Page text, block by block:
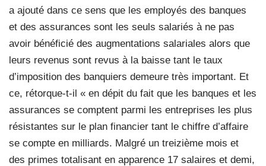
a ajouté dans ce sens que les employés des banques
et des assurances sont les seuls salariés à ne pas
avoir bénéficié des augmentations salariales alors que
leurs revenus sont revus à la baisse tant le taux
d’imposition des banquiers demeure très important. Et
ce, rétorque-t-il « en dépit du fait que les banques et les
assurances se comptent parmi les entreprises les plus
résistantes sur le plan financier tant le chiffre d’affaire
se compte en milliards. Malgré un treizième mois et
des primes totalisant en apparence 17 salaires et demi,